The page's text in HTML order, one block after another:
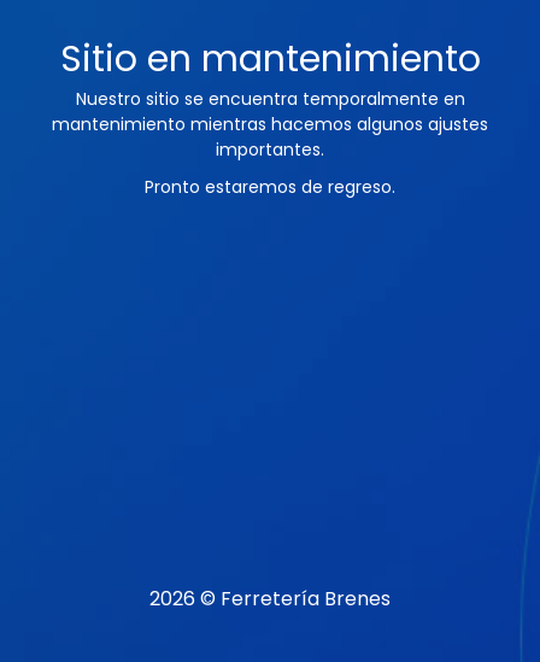
Sitio en mantenimiento
Nuestro sitio se encuentra temporalmente en
mantenimiento mientras hacemos algunos ajustes
importantes.
Pronto estaremos de regreso.
2026 © Ferretería Brenes